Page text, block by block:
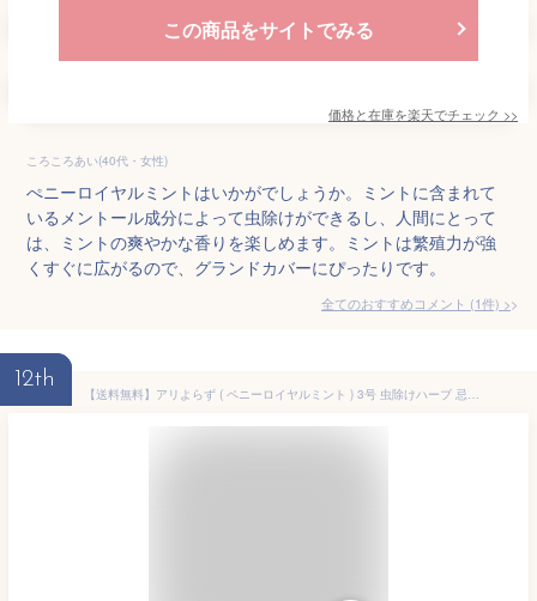
この商品をサイトでみる
価格と在庫を楽天でチェック >>
ころころあい(40代・女性)
ぺニーロイヤルミントはいかがでしょうか。ミントに含まれて
いるメントール成分によって虫除けができるし、人間にとって
は、ミントの爽やかな香りを楽しめます。ミントは繁殖力が強
くすぐに広がるので、グランドカバーにぴったりです。
全てのおすすめコメント (1件) >
12th
【送料無料】アリよらず ( ペニーロイヤルミント ) 3号 虫除けハーブ 忌避ハーブ 忌避 ハーブ 虫よけ 虫除けに効く 苗 グランドカバー 蟻よけ 送料無料 即納 翌日配送